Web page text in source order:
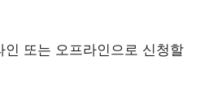
인 또는 오프라인으로 신청할